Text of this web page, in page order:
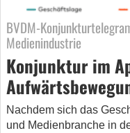
BVDM-
Medienindustrie
Konjunktur im
Nachdem sich das
und Medienbranche in